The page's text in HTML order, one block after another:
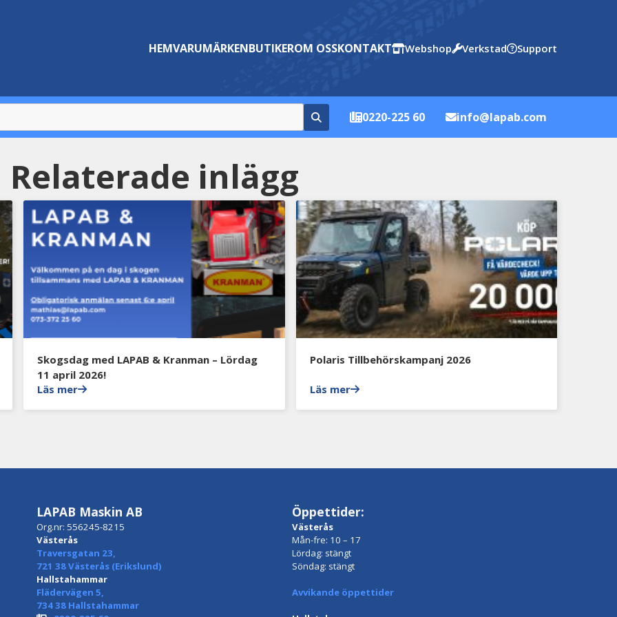
HEMVARUMÄRKENBUTIKEROM OSSKONTAKT Webshop Verkstad Support
0220-225 60 info@lapab.com
Relaterade inlägg
Skogsdag med LAPAB & Kranman – Lördag
11 april 2026!
Läs mer
Polaris Tillbehörskampanj 2026
Läs mer
LAPAB Maskin AB
Org.nr: 556245-8215
Västerås
Traversgatan 23,
721 38 Västerås (Erikslund)
Hallstahammar
Flädervägen 5,
734 38 Hallstahammar
Öppettider:
Västerås
Mån-fre: 10 – 17
Lördag: stängt
Söndag: stängt
Avvikande öppettider